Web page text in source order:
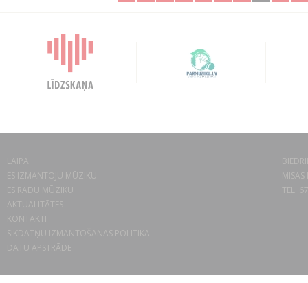
LAIPA
ES IZMANTOJU MŪZIKU
ES RADU MŪZIKU
AKTUALITĀTES
KONTAKTI
SĪKDATŅU IZMANTOŠANAS POLITIKA
DATU APSTRĀDE
TEL.